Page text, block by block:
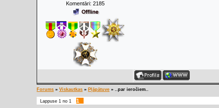
Komentāri: 2185
Forums » Viskautkas » Pļāpātuve » ..par ieročiem..
Lappuse 1 no 1 1